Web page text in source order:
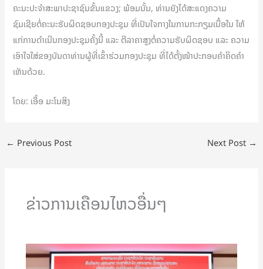
ຄະນະປະຈຳສະພາປະຊາຊົນຂັ້ນແຂວງ; ພ້ອມນັ້ນ, ທ່ານຍັງໄດ້ສະແດງຄວາມ
ຊົມເຊີຍຕໍ່ຄະນະຮັບຜິດຊອບກອງປະຊຸມ ທີ່ເປັນໃຈກາງໃນການກະກຽມເນື້ອໃນ ໃຫ້
ແກ່ການດຳເນີນກອງປະຊຸມຄັ້ງນີ້ ແລະ ຕີລາຄາສູງຕໍ່ຄວາມຮັບຜິດຊອບ ແລະ ຄວາມ
ເອົາໃຈໃສ່ຂອງບັນດາທ່ານຜູ້ທີ່ເຂົ້າຮ່ວມກອງປະຊຸມ ທີ່ໄດ້ຕັ້ງໜ້າປະກອບຄຳຄິດຄຳ
ເຫັນດ້ວຍ.
ໂດຍ: ເອື້ອ ມະໂນສິງ
← Previous Post Next Post →
ຂ່າວການເຄືອນໄຫວອື່ນໆ